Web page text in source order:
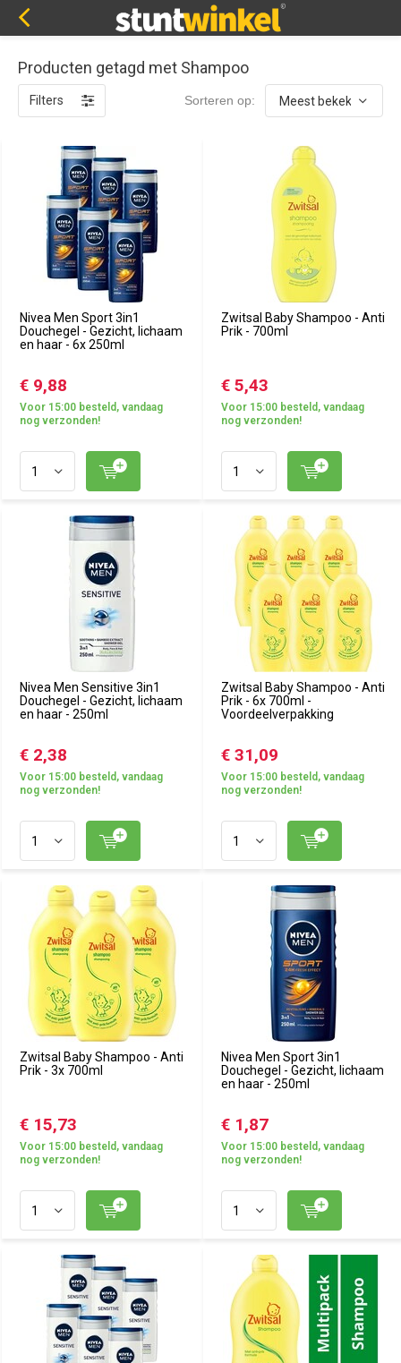
Producten getagd met Shampoo
Filters Sorteren op:
Nivea Men Sport 3in1
Douchegel - Gezicht, lichaam
en haar - 6x 250ml
€ 9,88
Voor 15:00 besteld, vandaag
nog verzonden!
Zwitsal Baby Shampoo - Anti
Prik - 700ml
€ 5,43
Voor 15:00 besteld, vandaag
nog verzonden!
Nivea Men Sensitive 3in1
Douchegel - Gezicht, lichaam
en haar - 250ml
€ 2,38
Voor 15:00 besteld, vandaag
nog verzonden!
Zwitsal Baby Shampoo - Anti
Prik - 6x 700ml -
Voordeelverpakking
€ 31,09
Voor 15:00 besteld, vandaag
nog verzonden!
Zwitsal Baby Shampoo - Anti
Prik - 3x 700ml
€ 15,73
Voor 15:00 besteld, vandaag
nog verzonden!
Nivea Men Sport 3in1
Douchegel - Gezicht, lichaam
en haar - 250ml
€ 1,87
Voor 15:00 besteld, vandaag
nog verzonden!